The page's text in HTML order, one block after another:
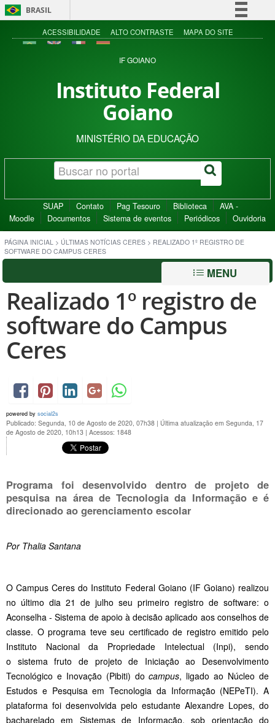
BRASIL
Simplifique!
Acesso à informação
ACESSIBILIDADE ALTO CONTRASTE MAPA DO SITE
IF GOIANO
Instituto Federal
Goiano
MINISTÉRIO DA EDUCAÇÃO
SUAP Contato Pag Tesouro Biblioteca
AVA -
Moodle
Documentos Sistema de eventos Periódicos Ouvidoria
PÁGINA INICIAL > ÚLTIMAS NOTÍCIAS CERES > REALIZADO 1º REGISTRO DE
SOFTWARE DO CAMPUS CERES
MENU
Realizado 1º registro de
software do Campus
Ceres
powered by social2s
Publicado: Segunda, 10 de Agosto de 2020, 07h38 | Última atualização em Segunda, 17
de Agosto de 2020, 10h13 | Acessos: 1848
Programa foi desenvolvido dentro de projeto de
pesquisa na área de Tecnologia da Informação e é
direcionado ao gerenciamento escolar
Por Thalia Santana
O Campus Ceres do Instituto Federal Goiano (IF Goiano) realizou
no último dia 21 de julho seu primeiro registro de software: o
Aconselha - Sistema de apoio à decisão aplicado aos conselhos de
classe. O programa teve seu certificado de registro emitido pelo
Instituto Nacional da Propriedade Intelectual (Inpi), sendo
o sistema fruto de projeto de Iniciação ao Desenvolvimento
Tecnológico e Inovação (Pibiti) docampus, ligado ao Núcleo de
Estudos e Pesquisa em Tecnologia da Informação (NEPeTI). A
plataforma foi desenvolvida pelo estudante Alexandre Lopes, do
bacharelado em Sistemas de Informação, sob orientação do